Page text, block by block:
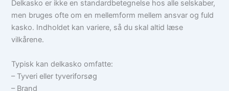
Delkasko er ikke en standardbetegnelse hos alle selskaber,
men bruges ofte om en mellemform mellem ansvar og fuld
kasko. Indholdet kan variere, så du skal altid læse
vilkårene.
Typisk kan delkasko omfatte:
– Tyveri eller tyveriforsøg
– Brand